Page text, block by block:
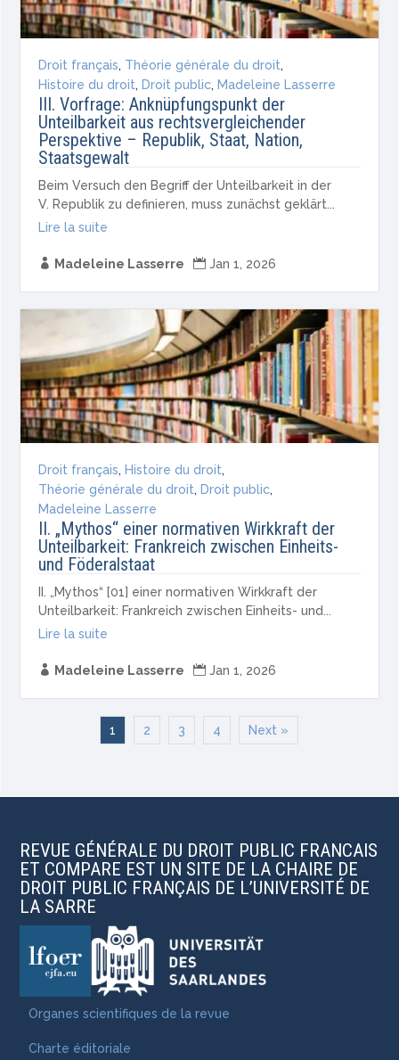
Droit français, Théorie générale du droit,
Histoire du droit, Droit public, Madeleine Lasserre
III. Vorfrage: Anknüpfungspunkt der
Unteilbarkeit aus rechtsvergleichender
Perspektive – Republik, Staat, Nation,
Staatsgewalt
Beim Versuch den Begriff der Unteilbarkeit in der
V. Republik zu definieren, muss zunächst geklärt...
Lire la suite
 Madeleine Lasserre  Jan 1, 2026
Droit français, Histoire du droit,
Théorie générale du droit, Droit public,
Madeleine Lasserre
II. „Mythos“ einer normativen Wirkkraft der
Unteilbarkeit: Frankreich zwischen Einheits-
und Föderalstaat
II. „Mythos“ [01] einer normativen Wirkkraft der
Unteilbarkeit: Frankreich zwischen Einheits- und...
Lire la suite
 Madeleine Lasserre  Jan 1, 2026
1 2 3 4 Next »
REVUE GÉNÉRALE DU DROIT PUBLIC FRANCAIS
ET COMPARE EST UN SITE DE LA CHAIRE DE
DROIT PUBLIC FRANÇAIS DE L’UNIVERSITÉ DE
LA SARRE
Organes scientifiques de la revue
Charte éditoriale